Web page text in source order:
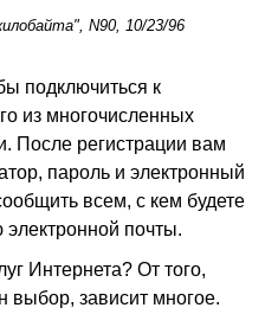
N90, 10/23/96
подключиться к
из многочисленных
После регистрации вам
пароль и электронный
всем, с кем будете
почты.
Интернета? От того,
выбор, зависит многое.